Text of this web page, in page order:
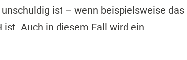
ist – wenn beispielsweise das
Auch in diesem Fall wird ein